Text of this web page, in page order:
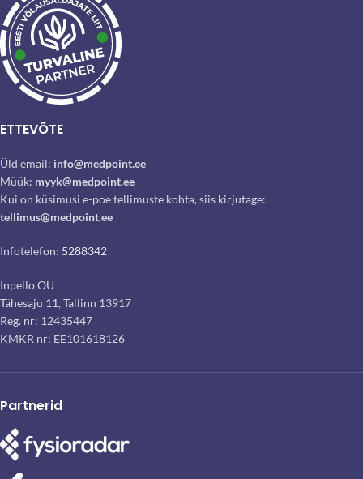
ETTEVÕTE
Üld email: info@medpoint.ee
Müük: myyk@medpoint.ee
Kui on küsimusi e-poe tellimuste kohta, siis kirjutage:
tellimus@medpoint.ee
Infotelefon: 5288342
Inpello OÜ
Tähesaju 11, Tallinn 13917
Reg. nr: 12435447
KMKR nr: EE101618126
Partnerid